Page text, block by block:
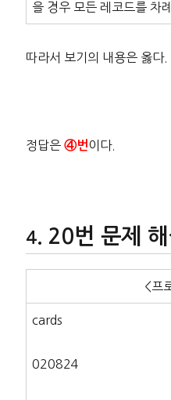
을 경우 모든 레코드를 차
따라서 보기의 내용은 옳다.
정답은④번 이다.
20번 문제 해
<프
cards
020824